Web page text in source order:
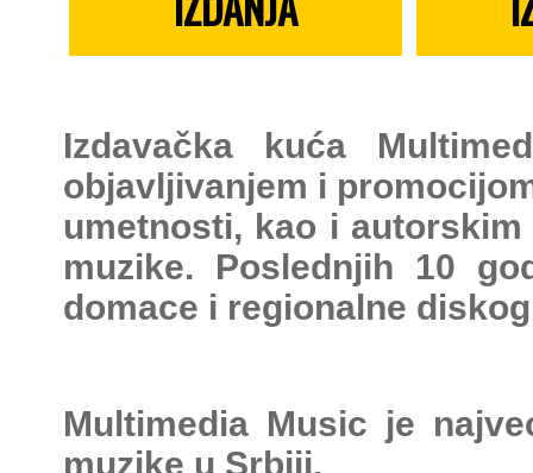
Izdavačka kuća
objavljivanjem i
umetnosti, kao i
muzike. Poslednjih 10
domace i regionalne
Multimedia Music je
muzike u Srbiji.